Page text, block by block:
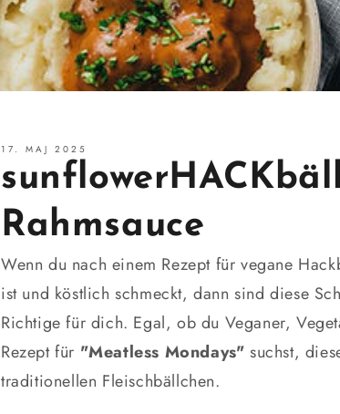
17. MAJ 2025
Rahmsauce
Wenn du nach einem Rezept für vegane
ist und köstlich schmeckt, dann sind diese
Richtige für dich. Egal, ob du Veganer,
Rezept für "Meatless Mondays" suchst,
traditionellen Fleischbällchen.